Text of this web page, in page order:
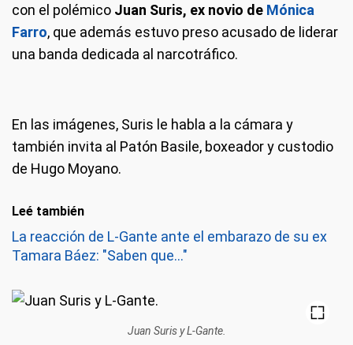
con el polémico Juan Suris, ex novio de Mónica
Farro, que además estuvo preso acusado de liderar
una banda dedicada al narcotráfico.
En las imágenes, Suris le habla a la cámara y
también invita al Patón Basile, boxeador y custodio
de Hugo Moyano.
Leé también
La reacción de L-Gante ante el embarazo de su ex
Tamara Báez: "Saben que..."
Juan Suris y L-Gante.